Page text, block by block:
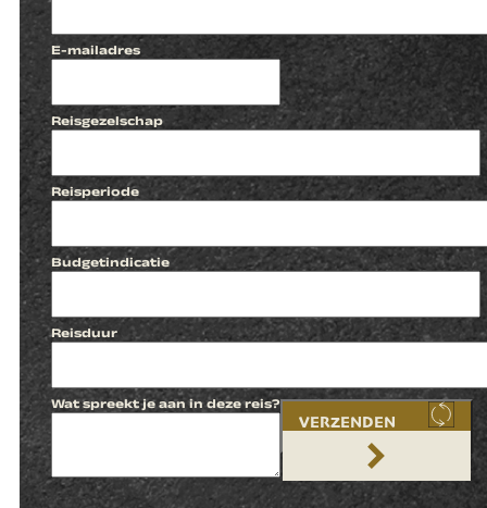
E-mailadres
Reisgezelschap
Reisperiode
Budgetindicatie
Reisduur
Wat spreekt je aan in deze reis?
VERZENDEN